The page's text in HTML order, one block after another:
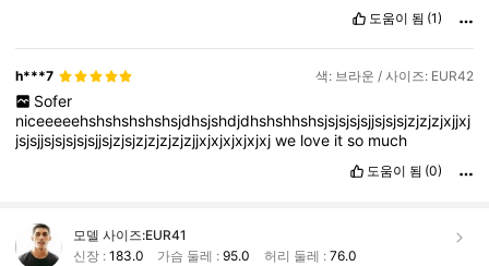
도움이 됨 (1)
h***7 색: 브라운 / 사이즈: EUR42
Sofer
niceeeeehshshshshshsjdhsjshdjdhshshhshsjsjsjsjsjjsjsjsjzjzjzjxjjxj
jsjsjjsjsjsjsjsjjsjzjsjzjzjzjzjzjjxjxjxjxjxjxjwe love itso much
도움이 됨 (0)
모델 사이즈:EUR41
신장 : 183.0 가슴 둘레 :95.0 허리 둘레 : 76.0